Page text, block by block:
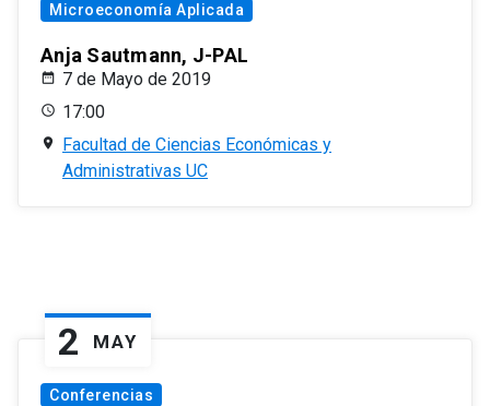
Microeconomía Aplicada
Anja Sautmann, J-PAL
7 de Mayo de 2019
17:00
Facultad de Ciencias Económicas y
Administrativas UC
2 MAY
Conferencias